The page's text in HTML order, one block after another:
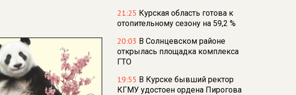
21:25 Курская область готова к
отопительному сезону на 59,2 %
20:03 В Солнцевском районе
открылась площадка комплекса
ГТО
19:55 В Курске бывший ректор
КГМУ удостоен ордена Пирогова